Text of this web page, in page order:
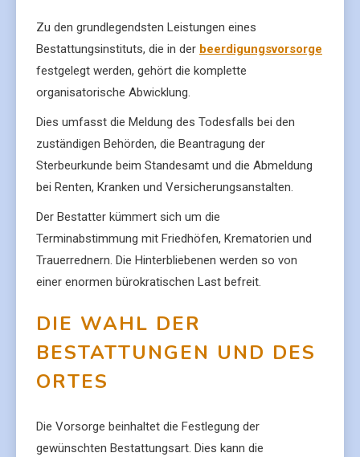
Zu den grundlegendsten Leistungen eines
Bestattungsinstituts, die in der beerdigungsvorsorge
festgelegt werden, gehört die komplette
organisatorische Abwicklung.
Dies umfasst die Meldung des Todesfalls bei den
zuständigen Behörden, die Beantragung der
Sterbeurkunde beim Standesamt und die Abmeldung
bei Renten, Kranken und Versicherungsanstalten.
Der Bestatter kümmert sich um die
Terminabstimmung mit Friedhöfen, Krematorien und
Trauerrednern. Die Hinterbliebenen werden so von
einer enormen bürokratischen Last befreit.
DIE WAHL DER
BESTATTUNGEN UND DES
ORTES
Die Vorsorge beinhaltet die Festlegung der
gewünschten Bestattungsart. Dies kann die